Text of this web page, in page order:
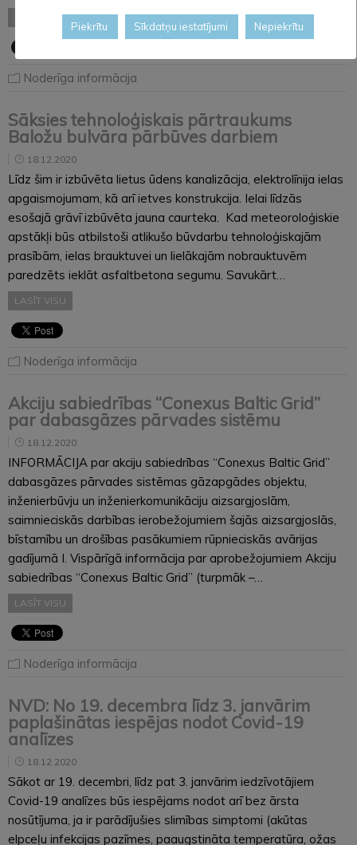
LASĪT VISU
Noderīga informācija
Sāksies tehnoloģiskais pārtraukums
Baložu bulvāra pārbūves darbiem
18.12.2020
Līdz šim ir izbūvēta lietus ūdens kanalizācija, elektrolīnija ielas
apgaismojumam, kā arī ietves konstrukcija. Ielai līdzās
esošajā grāvī izbūvēta jauna caurteka. Kad meteoroloģiskie
apstākļi būs atbilstoši atlikušo būvdarbu tehnoloģiskajām
prasībām, ielas brauktuvei un lielākajām nobrauktuvēm
paredzēts ieklāt asfaltbetona segumu. Savukārt…
LASĪT VISU
Noderīga informācija
Akciju sabiedrības “Conexus Baltic Grid”
par dabasgāzes pārvades sistēmu
18.12.2020
INFORMĀCIJA par akciju sabiedrības “Conexus Baltic Grid”
dabasgāzes pārvades sistēmas gāzapgādes objektu,
inženierbūvju un inženierkomunikāciju aizsargjoslām,
saimnieciskās darbības ierobežojumiem šajās aizsargjoslās,
bīstamību un drošības pasākumiem rūpnieciskās avārijas
gadījumā I. Vispārīgā informācija par aprobežojumiem Akciju
sabiedrības “Conexus Baltic Grid” (turpmāk –…
LASĪT VISU
Noderīga informācija
NVD: No 19. decembra līdz 3. janvārim
paplašinātas iespējas nodot Covid-19
analīzes
18.12.2020
Sākot ar 19. decembri, līdz pat 3. janvārim iedzīvotājiem
Covid-19 analīzes būs iespējams nodot arī bez ārsta
nosūtījuma, ja ir parādījušies slimības simptomi (akūtas
elpceļu infekcijas pazīmes, paaugstināta temperatūra, ožas
Piekrītu Sīkdatņu iestatījumi Nepiekrītu